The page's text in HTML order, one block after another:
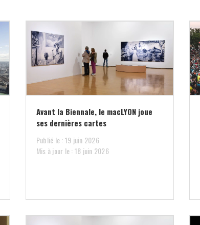
Avant la Biennale, le macLYON joue
ses dernières cartes
Publié le : 19 juin 2026
Mis à jour le : 18 juin 2026